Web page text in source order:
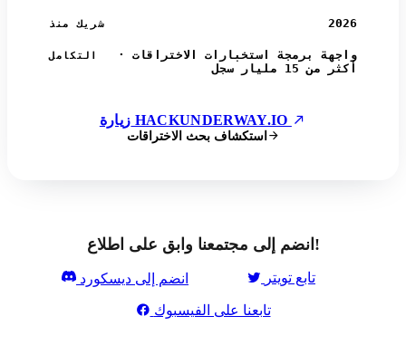
شريك منذ 2026
التكامل
واجهة برمجة استخبارات الاختراقات ·
أكثر من 15 مليار سجل
زيارة HACKUNDERWAY.IO
استكشاف بحث الاختراقات
انضم إلى مجتمعنا وابق على اطلاع!
انضم إلى ديسكورد تابع تويتر
تابعنا على الفيسبوك